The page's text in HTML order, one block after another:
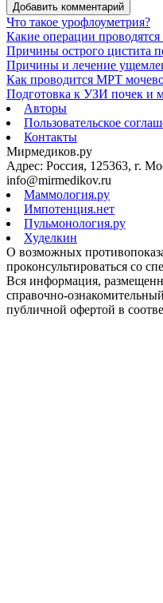
Добавить комментарий
Что такое урофлоуметрия?
Какие операции
Причины острого цистита
Причины и лечение
Как проводится МРТ
Подготовка к УЗИ почек и
Авторы
Пользовательское
Контакты
Мирмедиков.ру
Адрес: Россия, 125363, г.
info@mirmedikov.ru
Маммология.ру
Импотенция.нет
Пульмонология.ру
Худелкин
О возможных
проконсультироваться со
Вся информация,
справочно-
публичной офертой в